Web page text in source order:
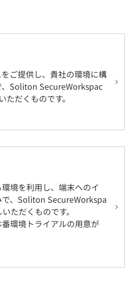
ご提供し、貴社の環境に構
Soliton SecureWorkspac
だくものです。
境を利用し、端末へのイ
で、Soliton SecureWorkspa
ただくものです。
環境トライアルの用意が